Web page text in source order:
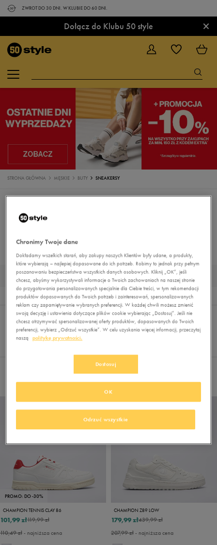
ZWROT DO 30 DNI. W KLUBIE DO 60 DNI.
Dołącz do Klubu 50 style ×
STRONA GŁÓWNA MĘSKIE BUTY SNEAKERSY
BUTY
SNEAKERSY
TRAPERY
SNEAKERSY CHAMPION MĘSKIE
2
Wyniki
Sortuj:
REKOMENDOWANE
FILTRUJ (1)
Pokaż
CHAMPION Wyczyść filtry
PROMO: DO -30%
CHAMPION TENNIS CLAY 86
119,99 zł
101,99 zł
110,49 zł- najniższa cena
CHAMPION Z89 LOW
439,99 zł
179,99 zł
207,99 zł- najniższa cena
Chronimy Twoje dane
Dokładamy wszelkich starań, aby zakupy naszych Klientów były udane, a produkty,
które wybierają – najlepiej dopasowane do ich potrzeb. Robimy to jednak przy pełnym
poszanowaniu bezpieczeństwa wszystkich danych osobowych. Kliknij „OK”, jeśli
chcesz, abyśmy wykorzystywali informacje o Twoich zachowaniach na naszej stronie
do przygotowania personalizowanych specjalnie dla Ciebie treści, w tym rekomendacji
produktów dopasowanych do Twoich potrzeb i zainteresowań, spersonalizowanych
reklam czy zapamiętywanie wybranych preferencji. W każdej chwili możesz zmienić
swoją decyzję i ustawienia dotyczące plików cookie wybierając „Dostosuj”. Jeśli nie
chcesz otrzymywać spersonalizowanej oferty produktów, dopasowanych do Twoich
preferencji, wybierz „Odrzuć wszystkie”. W celu uzyskania więcej informacji, przeczytaj
naszą
politykę prywatności.
Dostosuj
Odrzuć wszystkie
OK